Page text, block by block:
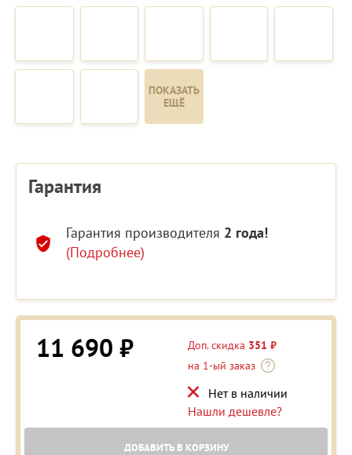
ПОКАЗАТЬ
ЕЩЁ
Гарантия
Гарантия производителя 2 года!
(Подробнее)
11 690 ₽ Доп. скидка 351 ₽
на 1-ый заказ
Нет в наличии
Нашли дешевле?
ДОБАВИТЬ В КОРЗИНУ